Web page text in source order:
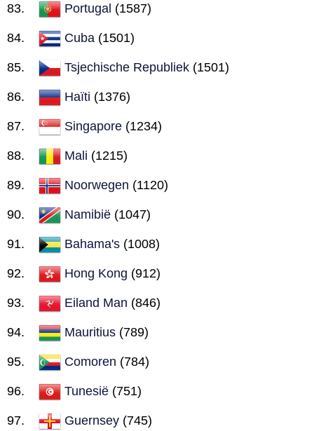
Portugal (1587)
Cuba (1501)
Tsjechische Republiek (1501)
Haïti (1376)
Singapore (1234)
Mali (1215)
Noorwegen (1120)
Namibië (1047)
Bahama's (1008)
Hong Kong (912)
Eiland Man (846)
Mauritius (789)
Comoren (784)
Tunesië (751)
Guernsey (745)